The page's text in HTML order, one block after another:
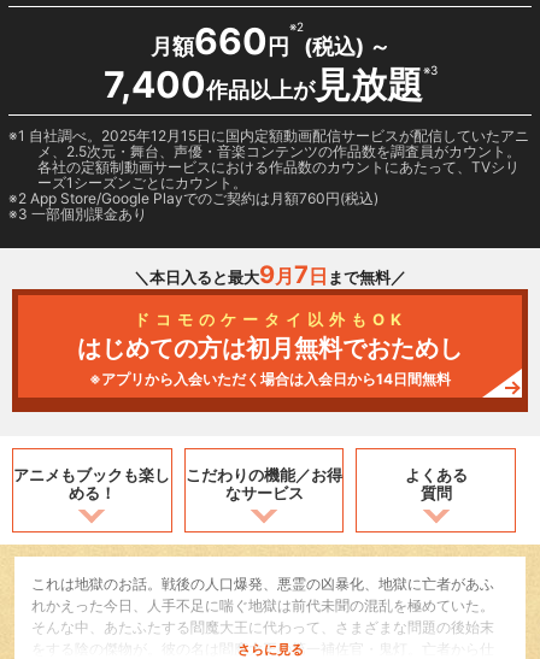
月額660 円
※2
(税込) ～
7,400作品以上が見放題※3
1 自社調べ。2025年12月15日に国内定額動画配信サービスが配信していたアニ
メ、2.5次元・舞台、声優・音楽コンテンツの作品数を調査員がカウント。
各社の定額制動画サービスにおける作品数のカウントにあたって、TVシリ
ーズ1シーズンごとにカウント。
2 App Store/Google Playでのご契約は月額760円(税込)
3 一部個別課金あり
＼本日入ると最大9月 7 日 まで無料／
ドコモのケータイ以外もOK
はじめての方は初月無料でおためし
※アプリから入会いただく場合は入会日から14日間無料
アニメもブックも楽し
める！
こだわりの機能／お得
なサービス
よくある
質問
これは地獄のお話。戦後の人口爆発、悪霊の凶暴化、地獄に亡者があふ
れかえった今日、人手不足に喘ぐ地獄は前代未聞の混乱を極めていた。
そんな中、あたふたする閻魔大王に代わって、さまざまな問題の後始末
をする陰の傑物が。彼の名は閻魔大王の第一補佐官・鬼灯。亡者から仕
さらに見る